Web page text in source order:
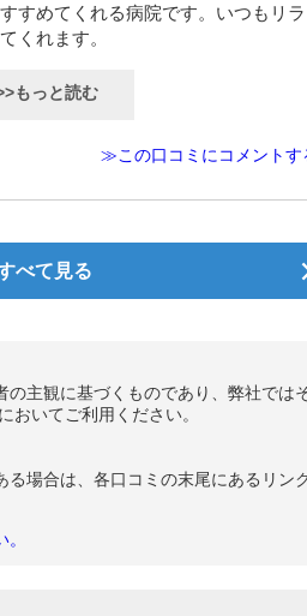
すめてくれる病院です。いつもリ
くれます。
もっと読む
≫この口コミにコメントす
べて見る
主観に基づくものであり、弊社では
おいてご利用ください。
場合は、各口コミの末尾にあるリン